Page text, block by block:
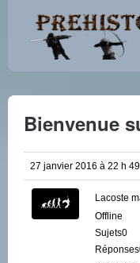
Bienvenue
27 janvier 2016 à 22 h
Lacoste
Offline
Sujets0